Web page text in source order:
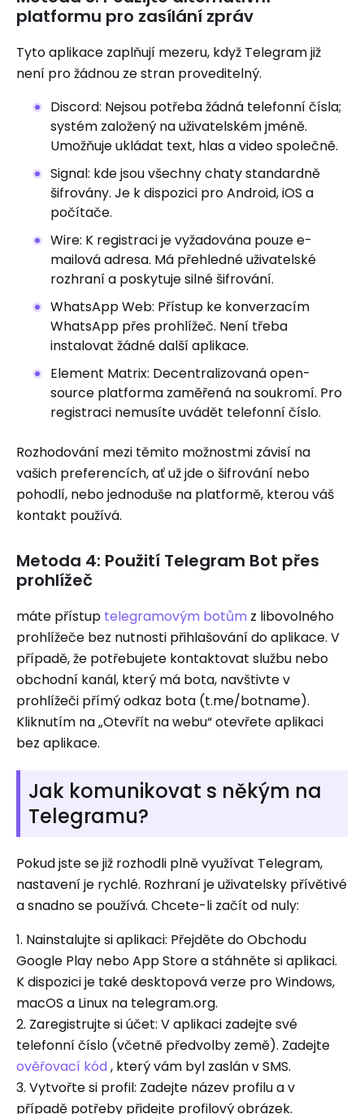
platformu pro zasílání zpráv
Tyto aplikace zaplňují mezeru, když Telegram již
není pro žádnou ze stran proveditelný.
Discord: Nejsou potřeba žádná telefonní čísla;
systém založený na uživatelském jméně.
Umožňuje ukládat text, hlas a video společně.
Signal: kde jsou všechny chaty standardně
šifrovány. Je k dispozici pro Android, iOS a
počítače.
Wire: K registraci je vyžadována pouze e-
mailová adresa. Má přehledné uživatelské
rozhraní a poskytuje silné šifrování.
WhatsApp Web: Přístup ke konverzacím
WhatsApp přes prohlížeč. Není třeba
instalovat žádné další aplikace.
Element Matrix: Decentralizovaná open-
source platforma zaměřená na soukromí. Pro
registraci nemusíte uvádět telefonní číslo.
Rozhodování mezi těmito možnostmi závisí na
vašich preferencích, ať už jde o šifrování nebo
pohodlí, nebo jednoduše na platformě, kterou váš
kontakt používá.
Metoda 4: Použití Telegram Bot přes
prohlížeč
máte přístup telegramovým botům z libovolného
prohlížeče bez nutnosti přihlašování do aplikace. V
případě, že potřebujete kontaktovat službu nebo
obchodní kanál, který má bota, navštivte v
prohlížeči přímý odkaz bota (t.me/botname).
Kliknutím na „Otevřít na webu“ otevřete aplikaci
bez aplikace.
Jak komunikovat s někým na
Telegramu?
Pokud jste se již rozhodli plně využívat Telegram,
nastavení je rychlé. Rozhraní je uživatelsky přívětivé
a snadno se používá. Chcete-li začít od nuly:
1. Nainstalujte si aplikaci: Přejděte do Obchodu
Google Play nebo App Store a stáhněte si aplikaci.
K dispozici je také desktopová verze pro Windows,
macOS a Linux na telegram.org.
2. Zaregistrujte si účet: V aplikaci zadejte své
telefonní číslo (včetně předvolby země). Zadejte
ověřovací kód , který vám byl zaslán v SMS.
3. Vytvořte si profil: Zadejte název profilu a v
případě potřeby přidejte profilový obrázek.